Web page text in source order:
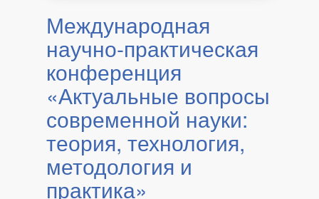
Международная
научно-практическая
конференция
«Актуальные вопросы
современной науки:
теория, технология,
методология и
практика»